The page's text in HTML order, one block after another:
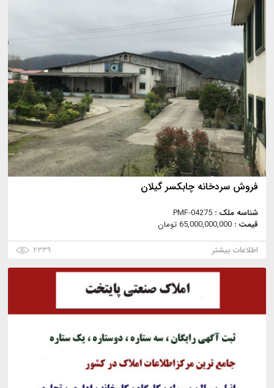
فروش سردخانه چابکسر گیلان
شناسه ملک : PMF-04275
قیمت : 65,000,000,000 تومان
اطلاعات بیشتر
۲۳۳۹